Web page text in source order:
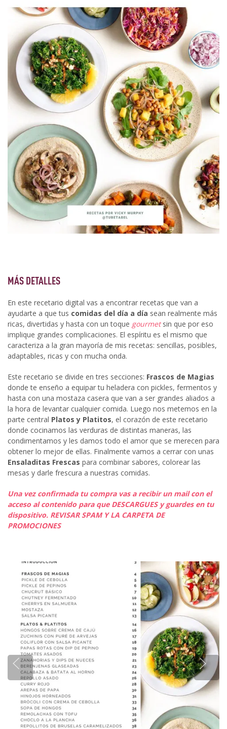
MÁS DETALLES
En este recetario digital vas a encontrar recetas que van a
ayudarte a que tus comidas del día a día sean realmente más
ricas, divertidas y hasta con un toque gourmetsin que por eso
implique grandes complicaciones. El espíritu es el mismo que
caracteriza a la gran mayoría de mis recetas: sencillas, posibles,
adaptables, ricas y con mucha onda.
Este recetario se divide en tres secciones: Frascos de Magias
donde te enseño a equipar tu heladera con pickles, fermentos y
hasta con una mostaza casera que van a ser grandes aliados a
la hora de levantar cualquier comida. Luego nos metemos en la
parte central Platos y Platitos, el corazón de este recetario
donde cocinamos las verduras de distintas maneras, las
condimentamos y les damos todo el amor que se merecen para
obtener lo mejor de ellas. Finalmente vamos a cerrar con unas
Ensaladitas Frescas para combinar sabores, colorear las
mesas y darle frescura a nuestras comidas.
Una vez confirmada tu compra vas a recibir un mail con el
acceso al contenido para que DESCARGUES y guardes en tu
dispositivo. REVISAR SPAM Y LA CARPETA DE
PROMOCIONES